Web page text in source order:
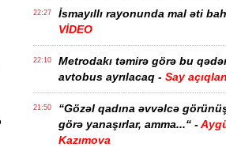
22:27
İsmayıllı rayonunda mal əti
VİDEO
22:10
Metrodakı təmirə görə bu
avtobus ayrılacaq - Say
21:50
“Gözəl qadına əvvəlcə
görə yanaşırlar, amma...“ -
Kazımova